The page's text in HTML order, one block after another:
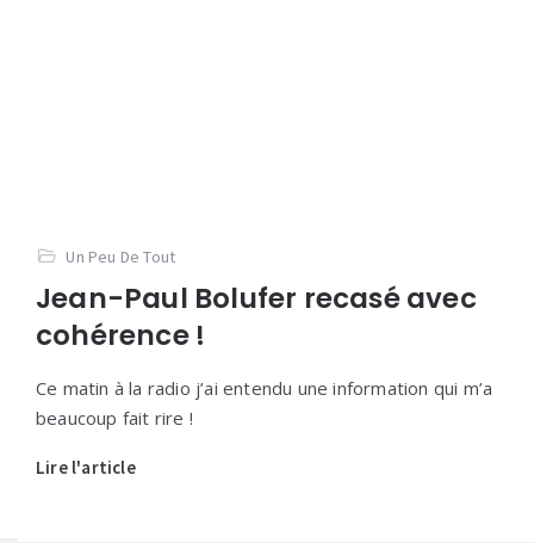
Un Peu De Tout
Jean-Paul Bolufer recasé avec
cohérence !
Ce matin à la radio j’ai entendu une information qui m’a
beaucoup fait rire !
Lire l'article